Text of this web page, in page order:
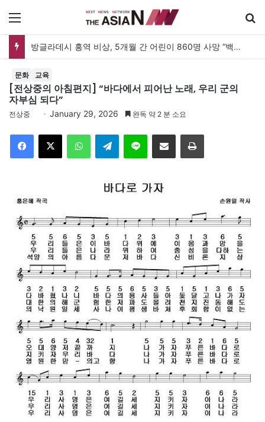
메뉴
아자뉴스바이트 20260808
문화 교육
[전상중의 아침편지] “바다에서 피어난 노래, 우리 군의
자부심 되다”
전상중 January 29, 2026 완독 약 2 분 소요
Facebook
X WhatsAppTelegramLine 이메일 인쇄